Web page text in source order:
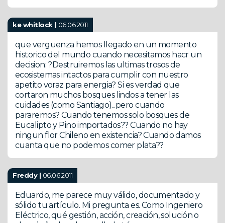
ke whitlock | 06.06.2011
que verguenza hemos llegado en un momento
historico del mundo cuando necesitamos hacr un
decision: ?Destruiremos las ultimas trosos de
ecosistemas intactos para cumplir con nuestro
apetito voraz para energia? Si es verdad que
cortaron muchos bosques lindos a tener las
cuidades (como Santiago)...pero cuando
pararemos? Cuando tenemos solo bosques de
Eucalipto y Pino importados?? Cuando no hay
ningun flor Chileno en existencia? Cuando damos
cuanta que no podemos comer plata??
Freddy | 06.06.2011
Eduardo, me parece muy válido, documentado y
sólido tu artículo. Mi pregunta es. Como Ingeniero
Eléctrico, qué gestión, acción, creación, solución o